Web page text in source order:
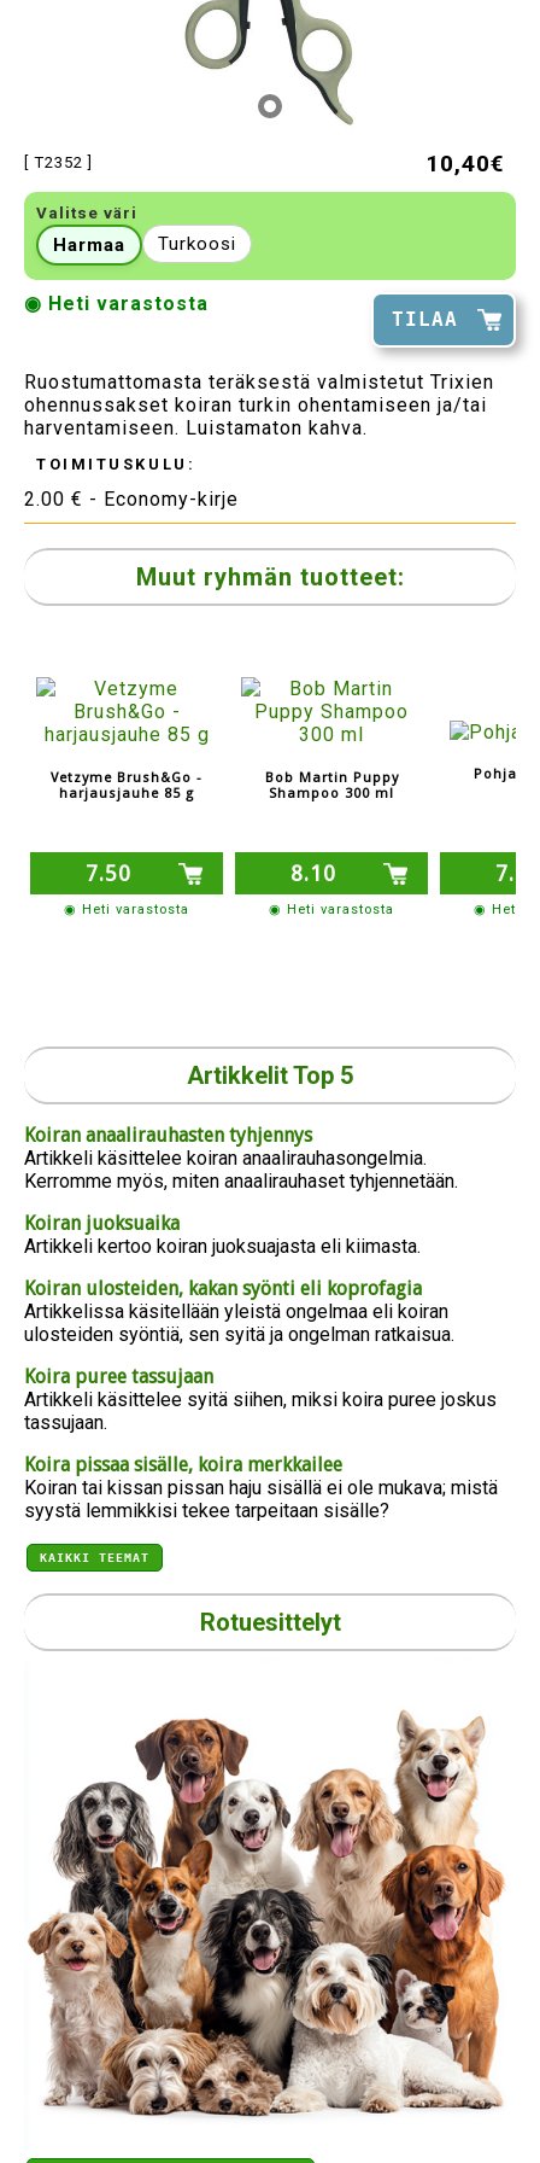
[ T2352 ] 10,40€
Valitse väri
Harmaa Turkoosi
TILAA
◉ Heti varastosta
Ruostumattomasta teräksestä valmistetut Trixien
ohennussakset koiran turkin ohentamiseen ja/tai
harventamiseen. Luistamaton kahva.
TOIMITUSKULU:
2.00 € - Economy-kirje
Muut ryhmän tuotteet:
Vetzyme Brush&Go -
harjausjauhe 85 g
7.50
◉ Heti varastosta
Bob Martin Puppy
Shampoo 300 ml
8.10
◉ Heti varastosta
7.80
◉ Heti
Artikkelit Top 5
Koiran anaalirauhasten tyhjennys
Artikkeli käsittelee koiran anaalirauhasongelmia.
Kerromme myös, miten anaalirauhaset tyhjennetään.
Koiran juoksuaika
Artikkeli kertoo koiran juoksuajasta eli kiimasta.
Koiran ulosteiden, kakan syönti eli koprofagia
Artikkelissa käsitellään yleistä ongelmaa eli koiran
ulosteiden syöntiä, sen syitä ja ongelman ratkaisua.
Koira puree tassujaan
Artikkeli käsittelee syitä siihen, miksi koira puree joskus
tassujaan.
Koira pissaa sisälle, koira merkkailee
Koiran tai kissan pissan haju sisällä ei ole mukava; mistä
syystä lemmikkisi tekee tarpeitaan sisälle?
KAIKKI TEEMAT
Rotuesittelyt